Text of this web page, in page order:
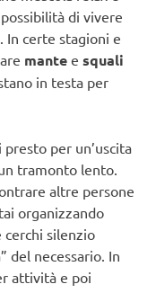
di vivere
In certe stagioni e
mante e squali
in testa per
per un’uscita
tramonto lento.
altre persone
organizzando
cerchi silenzio
del necessario. In
attività e poi